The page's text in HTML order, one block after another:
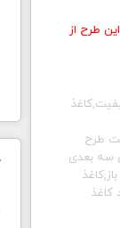
طرح از
طرح
سه بعدی
کاغذ